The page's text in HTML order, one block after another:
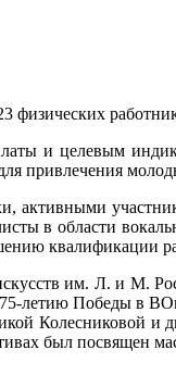
физических
и целевым
привлечения
активными
в области
квалификации
им. Л. и М.
Победы в
Колесниковой и
был посвящен